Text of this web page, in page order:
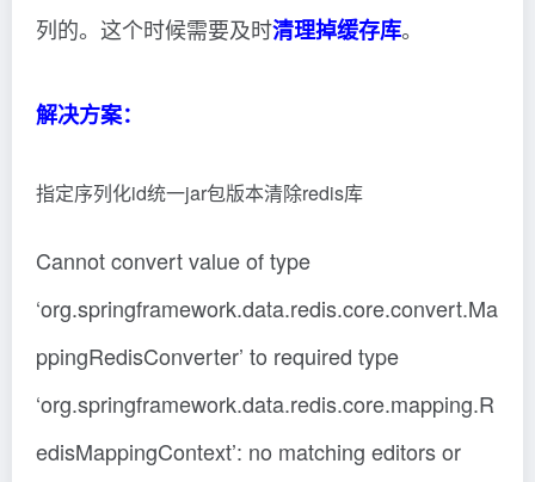
列的。这个时候需要及时清理掉缓存库。
解决方案：
指定序列化id统一jar包版本清除redis库
Cannot convert value of type
‘org.springframework.data.redis.core.convert.Ma
ppingRedisConverter’ to required type
‘org.springframework.data.redis.core.mapping.R
edisMappingContext’: no matching editors or